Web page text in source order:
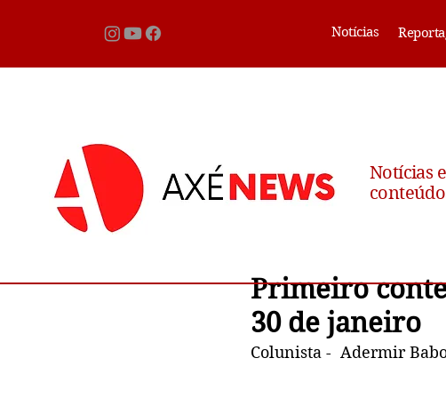
Notícias
Notícias e
Primeiro
30 de janeiro
Colunista -  Adermir